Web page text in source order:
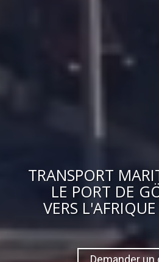
TRANSPORT
LE PORT DE
VERS
Demander un